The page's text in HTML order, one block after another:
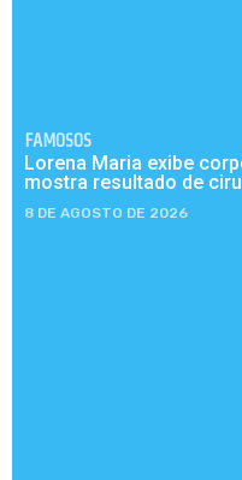
FAMOSOS
Lorena Maria exibe
mostra resultado de
8 DE AGOSTO DE 2026